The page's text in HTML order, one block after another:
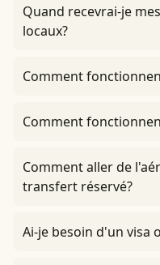
Quand recevrai-je
locaux?
Comment
Comment
Comment aller de
transfert réservé?
Ai-je besoin d'un visa